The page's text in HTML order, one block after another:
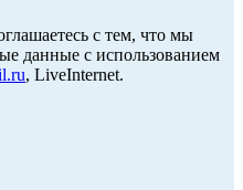
с тем, что мы
данные с использованием
, LiveInternet.